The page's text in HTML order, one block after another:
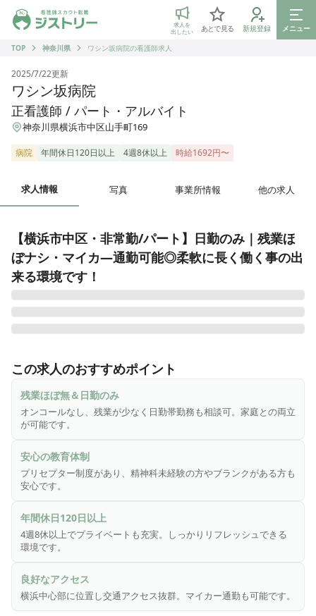
ジストリー 看護師の転職マッチング
求人を
出したい
あとで見る 新規登録
メニュー
TOP
神奈川県 ワシン坂病院の看護師求人
2025/7/22更新
ワシン坂病院
正看護師 / パート・アルバイト
神奈川県横浜市中区山手町169
病院 年間休日120日以上 4週8休以上 時給1692円〜
求人情報 写真 事業所情報 他の求人
【横浜市中区・非常勤/パート】日勤のみ｜残業ほ
ぼナシ・マイカ―通勤可能◎柔軟に長く働く事の出
来る環境です！
◆精神科・神経科・内科で構成される診療施設です。
◇港の見える丘公園に隣接する閑静な住宅地に立地し交通ア
クセスに恵まれています。
◆横浜の中心部に位置する都市型病院でデイケア等にも力を
入れています。
◇入院治療は精神療法、薬物療法を軸に作業療法等を取り入
れ治療の充実に努めています。
◆地域に信頼され、誇りと責任のもてる精神科医療を目指し
ています。
☆★☆働くポイント☆★☆
・残業がほとんどなく、日勤帯のみの勤務も相談OK！ご家庭
との両立もしやすい職場です。
・横浜市の中心部に位置し、アクセス抜群。
・プリセプター制度を設けるなど教育体制が充実。精神科病
棟が未経験の方でも安心して働いていけます。
この求人のおすすめポイント
残業ほぼ無＆日勤のみ
オンコールなし、残業が少なく日勤帯勤務も相談可。家庭との両立
が可能です。
安心の教育体制
プリセプター制度があり、精神科未経験の方やブランクがある方も
安心です。
年間休日120日以上
4週8休以上でプライベートも充実。しっかりリフレッシュできる
環境です。
良好なアクセス
横浜中心部に位置し交通アクセス抜群。マイカー通勤も可能です。